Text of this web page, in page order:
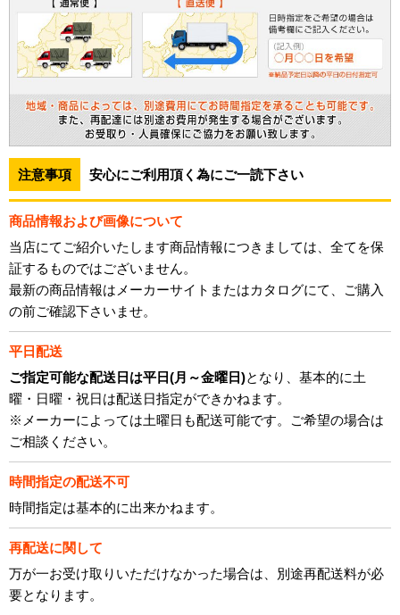
注意事項 安心にご利用頂く為にご一読下さい
商品情報および画像について
当店にてご紹介いたします商品情報につきましては、全てを保
証するものではございません。
最新の商品情報はメーカーサイトまたはカタログにて、ご購入
の前ご確認下さいませ。
平日配送
ご指定可能な配送日は平日(月～金曜日)となり、基本的に土
曜・日曜・祝日は配送日指定ができかねます。
※メーカーによっては土曜日も配送可能です。ご希望の場合は
ご相談ください。
時間指定の配送不可
時間指定は基本的に出来かねます。
再配送に関して
万が一お受け取りいただけなかった場合は、別途再配送料が必
要となります。